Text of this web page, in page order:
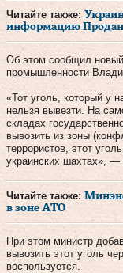
Читайте также:
информацию
Об этом сообщил новый
промышленности
«Тот уголь, который у
нельзя вывезти. На
складах
вывозить из зоны
террористов, этот
украинских шахтах», —
Читайте также:
в зоне АТО
При этом министр
вывозить этот уголь
воспользуется.